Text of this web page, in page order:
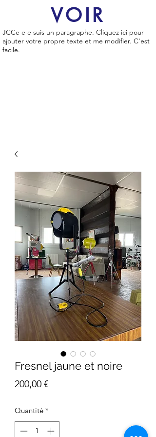
VOIR
JCCe e e suis un paragraphe. Cliquez ici pour
ajouter votre propre texte et me modifier. C'est
facile.
Fresnel jaune et noire
200,00 €Prix
Quantité *